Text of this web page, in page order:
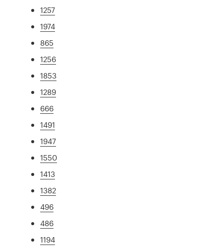
1257
1974
865
1256
1853
1289
666
1491
1947
1550
1413
1382
496
486
1194